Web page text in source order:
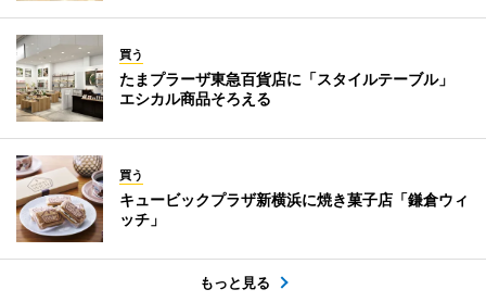
買う
たまプラーザ東急百貨店に「スタイルテーブル」
エシカル商品そろえる
買う
キュービックプラザ新横浜に焼き菓子店「鎌倉ウィ
ッチ」
もっと見る